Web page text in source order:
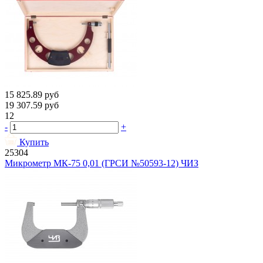
15 825.89 руб
19 307.59 руб
12
-
+
Купить
25304
Микрометр МК-75 0,01 (ГРСИ №50593-12) ЧИЗ